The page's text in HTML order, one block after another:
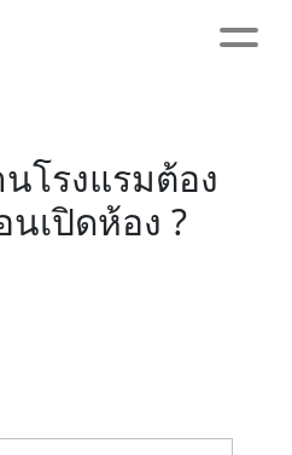
โรงแรมต้อง
นเปิดห้อง ?